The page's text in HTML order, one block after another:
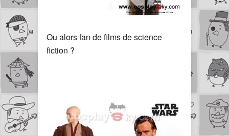
Ou alors fan de films de science
fiction ?